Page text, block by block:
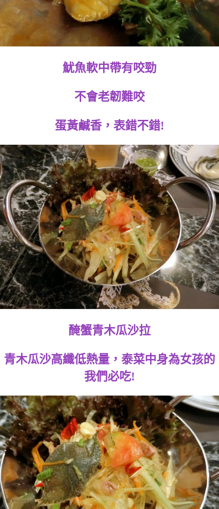
魷魚軟中帶有咬勁
不會老韌難咬
蛋黃鹹香，表錯不錯!
醃蟹青木瓜沙拉
青木瓜沙高纖低熱量，泰菜中身為女孩的
我們必吃!